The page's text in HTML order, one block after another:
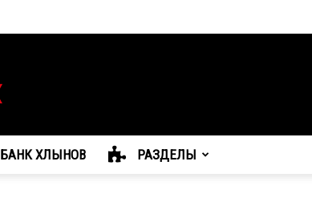
БАНК ХЛЫНОВ РАЗДЕЛЫ